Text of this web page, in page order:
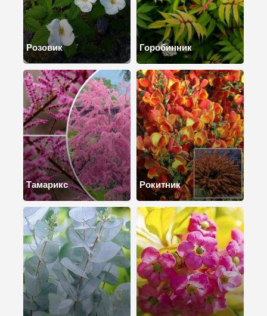
Розовик Горобинник
Тамарикс Рокитник